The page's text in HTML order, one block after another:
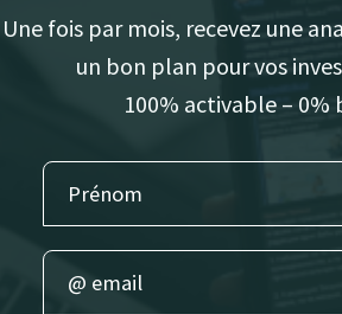
Une fois par mois, recevez une
un bon plan pour vos
100% activable – 0%